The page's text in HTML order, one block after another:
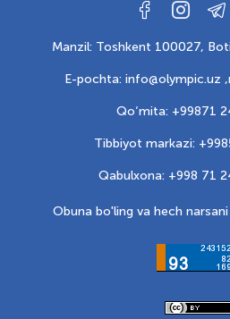
Manzil: Toshkent 100027,
E-pochta: info@olympic.uz ,
Qo‘mita: +99871
Tibbiyot markazi:
Qabulxona: +998 71
Obuna bo'ling va hech